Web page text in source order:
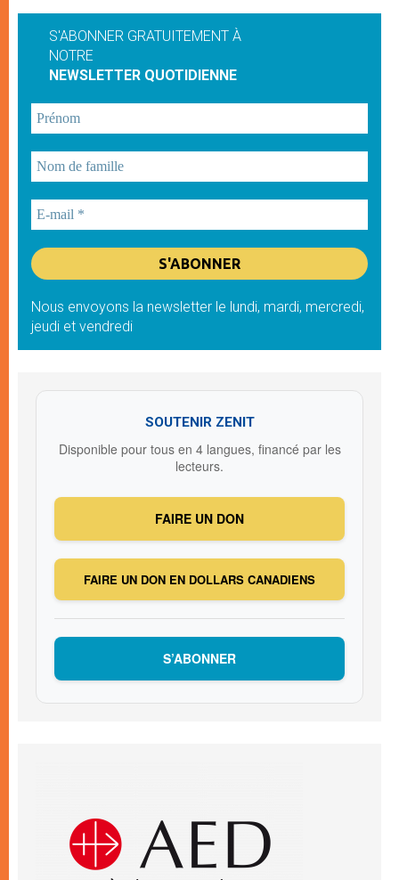
S'ABONNER GRATUITEMENT À
NOTRE
NEWSLETTER QUOTIDIENNE
Nous envoyons la newsletter le lundi, mardi, mercredi,
jeudi et vendredi
SOUTENIR ZENIT
Disponible pour tous en 4 langues, financé par les
lecteurs.
FAIRE UN DON
FAIRE UN DON EN DOLLARS CANADIENS
S’ABONNER